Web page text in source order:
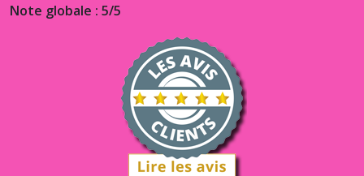
Note globale : 5/5